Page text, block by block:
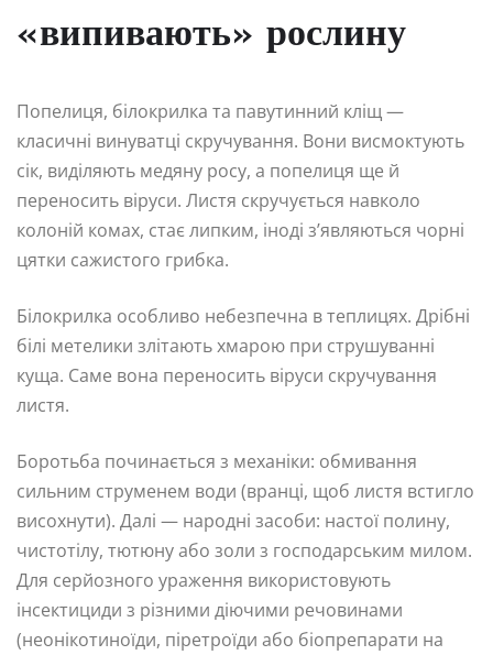
«випивають» рослину
Попелиця, білокрилка та павутинний кліщ —
класичні винуватці скручування. Вони висмоктують
сік, виділяють медяну росу, а попелиця ще й
переносить віруси. Листя скручується навколо
колоній комах, стає липким, іноді з’являються чорні
цятки сажистого грибка.
Білокрилка особливо небезпечна в теплицях. Дрібні
білі метелики злітають хмарою при струшуванні
куща. Саме вона переносить віруси скручування
листя.
Боротьба починається з механіки: обмивання
сильним струменем води (вранці, щоб листя встигло
висохнути). Далі — народні засоби: настої полину,
чистотілу, тютюну або золи з господарським милом.
Для серйозного ураження використовують
інсектициди з різними діючими речовинами
(неонікотиноїди, піретроїди або біопрепарати на